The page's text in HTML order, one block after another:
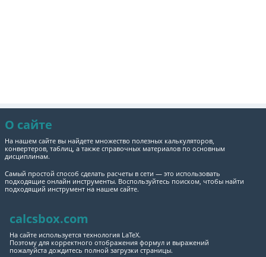
О сайте
На нашем сайте вы найдете множество полезных калькуляторов,
конвертеров, таблиц, а также справочных материалов по основным
дисциплинам.
Самый простой способ сделать расчеты в сети — это использовать
подходящие онлайн инструменты. Воспользуйтесь поиском, чтобы найти
подходящий инструмент на нашем сайте.
calcsbox.com
На сайте используется технология LaTeX.
Поэтому для корректного отображения формул и выражений
пожалуйста дождитесь полной загрузки страницы.